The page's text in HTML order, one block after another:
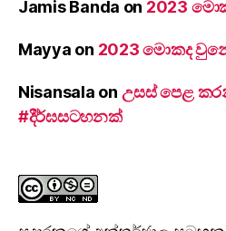
Jamis Banda on 2023
Mayya on 2023 මොකද
Nisansala on උසස් පෙළ
#දීර්ඝසටහනක්